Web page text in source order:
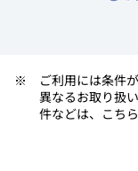
ご利用には条件
異なるお取り扱
件などは、こち